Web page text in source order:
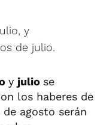
y
de julio.
y julio se
los haberes de
de agosto serán